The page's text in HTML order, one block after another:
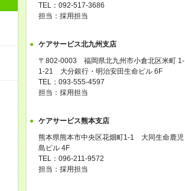
TEL：092-517-3686
担当：採用担当
ケアサービス北九州支店
〒802-0003 福岡県北九州市小倉北区米町 1-
1-21 大分銀行・明治安田生命ビル 6F
TEL：093-555-4597
担当：採用担当
ケアサービス熊本支店
熊本県熊本市中央区花畑町1-1 大同生命鹿児
島ビル 4F
TEL：096-211-9572
担当：採用担当